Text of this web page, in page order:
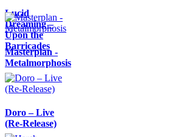
Lucid
Dreaming –
Upon the
Barricades
Masterplan -
Metalmorphosis
Doro – Live
(Re-Release)